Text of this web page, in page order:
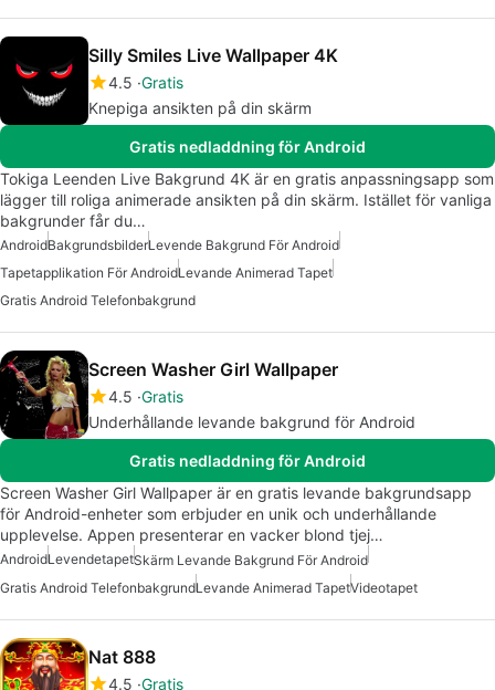
Silly Smiles Live Wallpaper 4K
4.5 Gratis
Knepiga ansikten på din skärm
Gratis nedladdning för Android
Tokiga Leenden Live Bakgrund 4K är en gratis anpassningsapp som
lägger till roliga animerade ansikten på din skärm. Istället för vanliga
bakgrunder får du…
AndroidBakgrundsbilderLevende Bakgrund För Android
Tapetapplikation För AndroidLevande Animerad Tapet
Gratis Android Telefonbakgrund
Screen Washer Girl Wallpaper
4.5 Gratis
Underhållande levande bakgrund för Android
Gratis nedladdning för Android
Screen Washer Girl Wallpaper är en gratis levande bakgrundsapp
för Android-enheter som erbjuder en unik och underhållande
upplevelse. Appen presenterar en vacker blond tjej…
AndroidLevendetapetSkärm Levande Bakgrund För Android
Gratis Android TelefonbakgrundLevande Animerad TapetVideotapet
Nat 888
4.5 Gratis